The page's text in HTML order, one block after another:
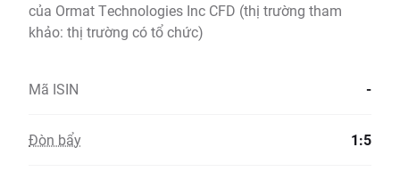
của Ormat Technologies Inc CFD (thị trường tham
khảo: thị trường có tổ chức)
Mã ISIN -
Đòn bẩy 1:5